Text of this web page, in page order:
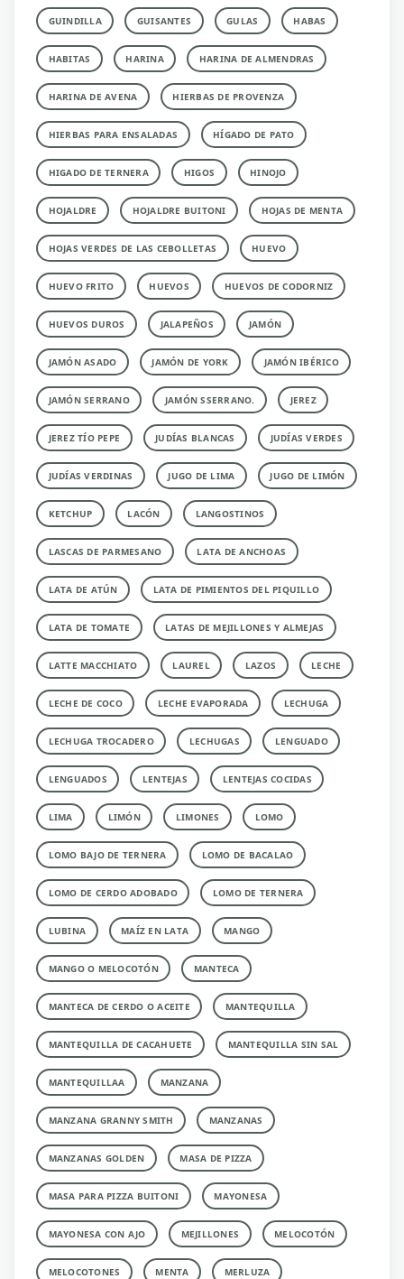
GUINDILLA GUISANTES GULAS HABAS
HABITAS HARINA HARINA DE ALMENDRAS
HARINA DE AVENA HIERBAS DE PROVENZA
HIERBAS PARA ENSALADAS HÍGADO DE PATO
HIGADO DE TERNERA HIGOS HINOJO
HOJALDRE HOJALDRE BUITONI HOJAS DE MENTA
HOJAS VERDES DE LAS CEBOLLETAS HUEVO
HUEVO FRITO HUEVOS HUEVOS DE CODORNIZ
HUEVOS DUROS JALAPEÑOS JAMÓN
JAMÓN ASADO JAMÓN DE YORK JAMÓN IBÉRICO
JAMÓN SERRANO JAMÓN SSERRANO. JEREZ
JEREZ TÍO PEPE JUDÍAS BLANCAS JUDÍAS VERDES
JUDÍAS VERDINAS JUGO DE LIMA JUGO DE LIMÓN
KETCHUP LACÓN LANGOSTINOS
LASCAS DE PARMESANO LATA DE ANCHOAS
LATA DE ATÚN LATA DE PIMIENTOS DEL PIQUILLO
LATA DE TOMATE LATAS DE MEJILLONES Y ALMEJAS
LATTE MACCHIATO LAUREL LAZOS LECHE
LECHE DE COCO LECHE EVAPORADA LECHUGA
LECHUGA TROCADERO LECHUGAS LENGUADO
LENGUADOS LENTEJAS LENTEJAS COCIDAS
LIMA LIMÓN LIMONES LOMO
LOMO BAJO DE TERNERA LOMO DE BACALAO
LOMO DE CERDO ADOBADO LOMO DE TERNERA
LUBINA MAÍZ EN LATA MANGO
MANGO O MELOCOTÓN MANTECA
MANTECA DE CERDO O ACEITE MANTEQUILLA
MANTEQUILLA DE CACAHUETE MANTEQUILLA SIN SAL
MANTEQUILLAA MANZANA
MANZANA GRANNY SMITH MANZANAS
MANZANAS GOLDEN MASA DE PIZZA
MASA PARA PIZZA BUITONI MAYONESA
MAYONESA CON AJO MEJILLONES MELOCOTÓN
MELOCOTONES MENTA MERLUZA